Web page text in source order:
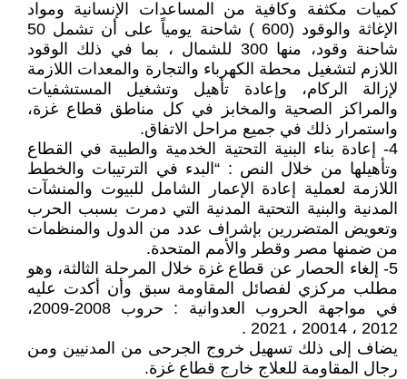
كميات مكثفة وكافية من المساعدات الإنسانية ومواد
الإغاثة والوقود (600 ) شاحنة يومياً على أن تشمل 50
شاحنة وقود، منها 300 للشمال ، بما في ذلك الوقود
اللازم لتشغيل محطة الكهرباء والتجارة والمعدات اللازمة
لإزالة الركام، وإعادة تأهيل وتشغيل المستشفيات
والمراكز الصحية والمخابز في كل مناطق قطاع غزة،
واستمرار ذلك في جميع مراحل الاتفاق.
4- إعادة بناء البنية التحتية الخدمية والطبية في القطاع
وتأهيلها من خلال النص : “البدء في الترتيبات والخطط
اللازمة لعملية إعادة الإعمار الشامل للبيوت والمنشآت
المدنية والبنية التحتية المدنية التي دمرت بسبب الحرب
وتعويض المتضررين بإشراف عدد من الدول والمنظمات
من ضمنها مصر وقطر والأمم المتحدة.
5- إلغاء الحصار عن قطاع غزة خلال المرحلة الثالثة، وهو
مطلب مركزي لفصائل المقاومة سبق وأن أكدت عليه
في مواجهة الحروب العدوانية : حروب 2008-2009،
2012 ، 20014 ، 2021 .
يضاف إلى ذلك تسهيل خروج الجرحى من المدنيين ومن
رجال المقاومة للعلاج خارج قطاع غزة.